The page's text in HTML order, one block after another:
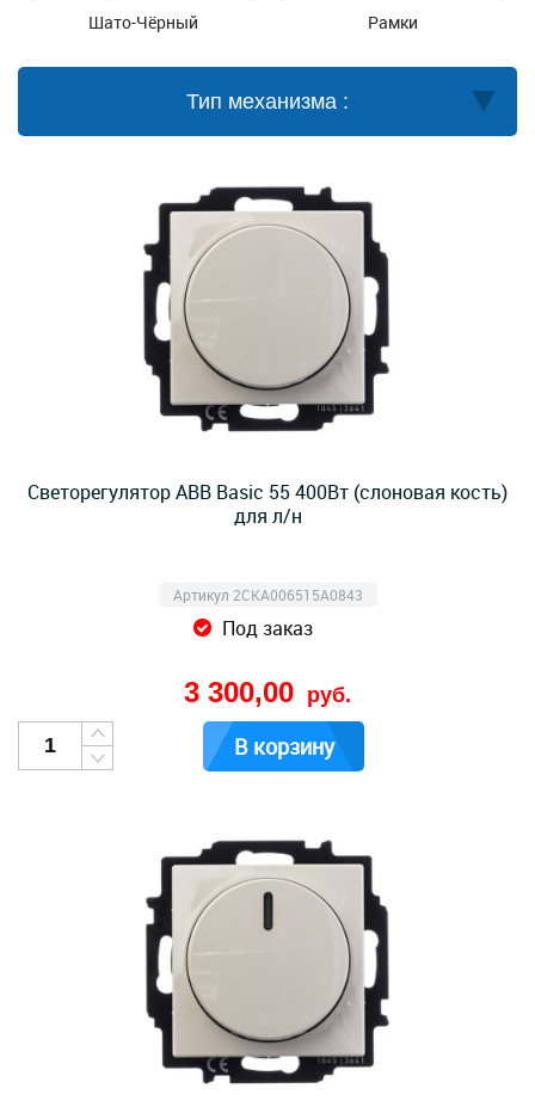
Шато-Чёрный Рамки
Тип механизма :
Светорегулятор ABB Basic 55 400Вт (слоновая кость)
для л/н
Артикул 2CKA006515A0843
Под заказ
3 300,00 руб.
В корзину